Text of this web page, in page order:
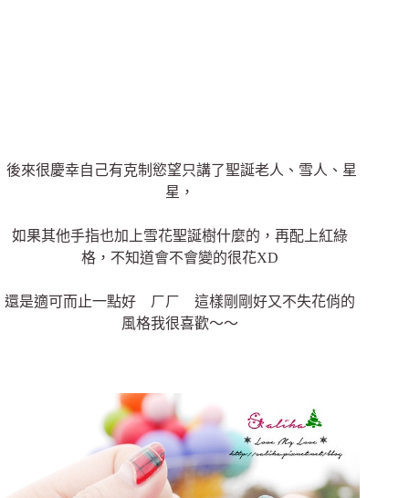
後來很慶幸自己有克制慾望只講了聖誕老人 、雪人 、星
星，
如果其他手指也加上雪花聖誕樹什麼的，再配上紅綠
格，不知道會不會變的很花XD
還是適可而止一點好 ㄏㄏ 這樣剛剛好又不失花俏的
風格我很喜歡～～